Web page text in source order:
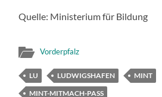
Quelle: Ministerium für Bildung
Vorderpfalz
LU LUDWIGSHAFEN
MINT
MINT-MITMACH-PASS